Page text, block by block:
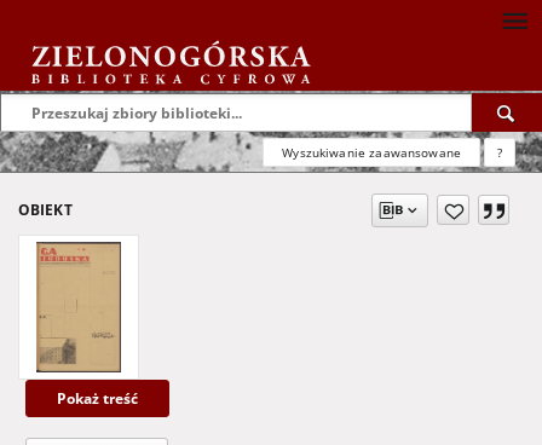
Wyszukiwanie zaawansowane ?
OBIEKT
Pokaż treść